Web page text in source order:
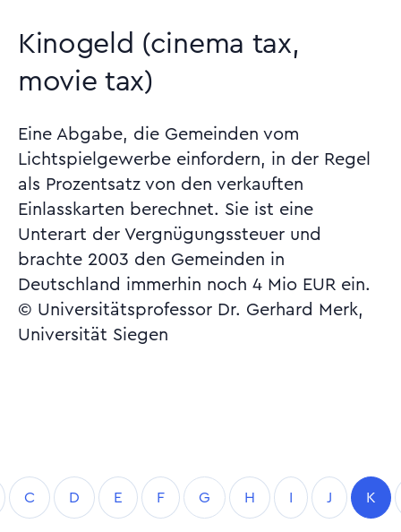
Kinogeld (cinema tax,
movie tax)
Eine Abgabe, die Gemeinden vom
Lichtspielgewerbe einfordern, in der Regel
als Prozentsatz von den verkauften
Einlasskarten berechnet. Sie ist eine
Unterart der Vergnügungssteuer und
brachte 2003 den Gemeinden in
Deutschland immerhin noch 4 Mio EUR ein.
© Universitätsprofessor Dr. Gerhard Merk,
Universität Siegen
C D E F G H I J K